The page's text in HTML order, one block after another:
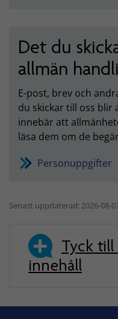
Det du
allmän
E-post, brev och
du skickar till oss blir
innebär att
läsa dem om de
Personuppgifter
Senast uppdaterad: 2026-08-
Tyck till
innehåll